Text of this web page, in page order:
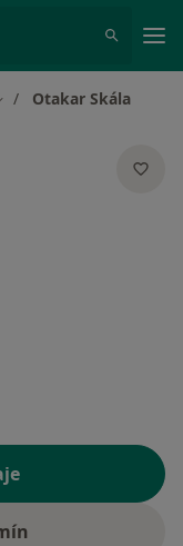
města
Otakar Skála